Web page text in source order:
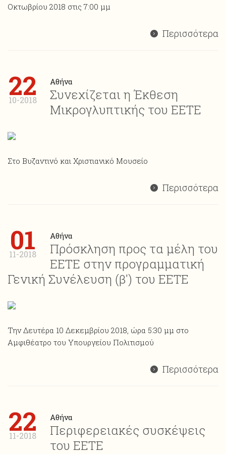
Οκτωβρίου 2018 στις 7:00 μμ
Περισσότερα
22
10-2018
Αθήνα
Συνεχίζεται η Έκθεση
Μικρογλυπτικής του ΕΕΤΕ
Στο Βυζαντινό και Χριστιανικό Μουσείο
Περισσότερα
01
11-2018
Αθήνα
Πρόσκληση προς τα μέλη του
ΕΕΤΕ στην προγραμματική
Γενική Συνέλευση (β') του ΕΕΤΕ
Την Δευτέρα 10 Δεκεμβρίου 2018, ώρα 5:30 μμ στο
Αμφιθέατρο του Υπουργείου Πολιτισμού
Περισσότερα
22
11-2018
Αθήνα
Περιφερειακές συσκέψεις
του ΕΕΤΕ